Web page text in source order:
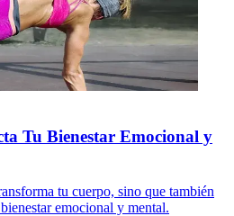
Tu Bienestar Emocional y
tu cuerpo, sino que también
emocional y mental.